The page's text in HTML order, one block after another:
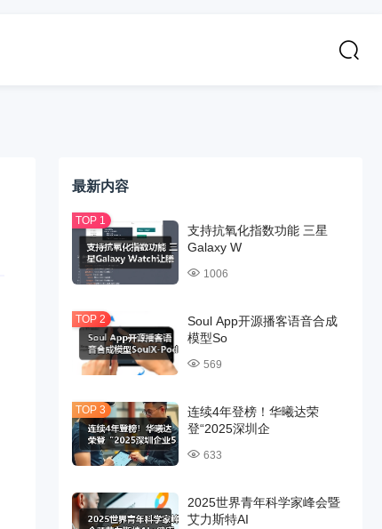
最新内容
支持抗氧化指数功能 三星
Galaxy W
1006
Soul App开源播客语音合成
模型So
569
连续4年登榜！华曦达荣
登“2025深圳企
633
2025世界青年科学家峰会暨
艾力斯特AI